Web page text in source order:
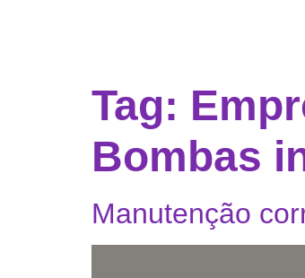
Tag:
Bombas
Manutenção